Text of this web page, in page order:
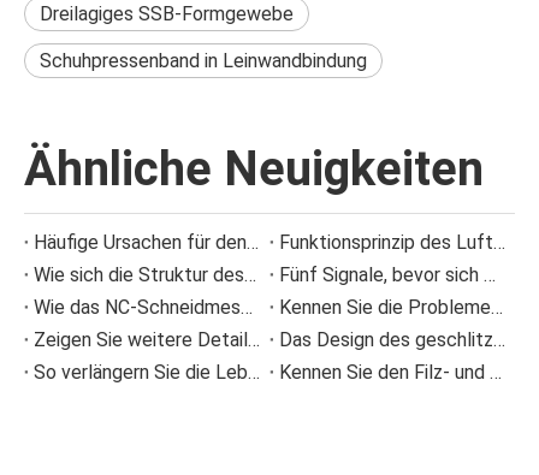
Dreilagiges SSB-Formgewebe
Schuhpressenband in Leinwandbindung
Ähnliche Neuigkeiten
Häufige Ursachen für den Ausfall von Sprühdüsen und wie man Sprühproblemen vorbeugt
Funktionsprinzip des Luftbalgs und Fehlerverhütung
Wie sich die Struktur des Dosierstabs einer Beschichtungsmaschine auf die Beschichtungsqualität auswirkt
Fünf Signale, bevor sich die Presse verstopft anfühlte
Wie das NC-Schneidmesser die Ansammlung von Papierresten bei der Wellpappenproduktion reduziert
Kennen Sie die Probleme im Zusammenhang mit Pressfilz bei der Papierherstellung?
Zeigen Sie weitere Details zu Informationen zu Polyester-Formgewebe-Verschleiß
Das Design des geschlitzten Siebkorbs
So verlängern Sie die Lebensdauer von Pressfilzen in Papiermaschinen
Kennen Sie den Filz- und Drahtablaufalarm?